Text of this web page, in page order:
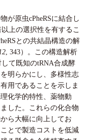
が原虫cPheRSに結合し
上の選択性を有するこ
との共結晶構造の解
12 , 343）。この構造解析
して既知のtRNA合成酵
明らかにし、多様性志
用であることを示しま
化学的特性、薬物動
した。これらの化合物
ら大幅に向上してお
とで製造コストを低減